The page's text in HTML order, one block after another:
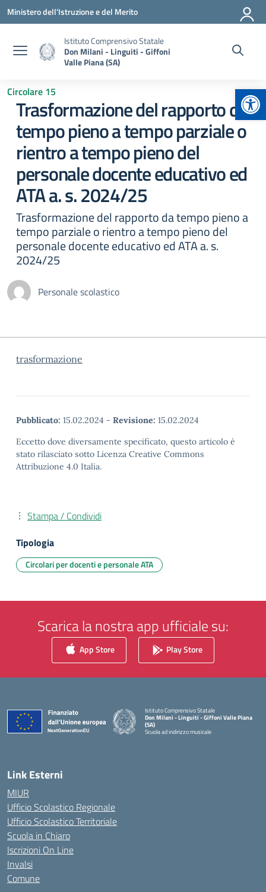
Vai ai contenuti
Vai al menu di navigazione
Vai al footer
Ministero dell'Istruzione e del Merito
Istituto Comprensivo Statale
Don Milani - Linguiti - Giffoni
Valle Piana (SA)
Circolare 15
Trasformazione del rapporto da
tempo pieno a tempo parziale o
rientro a tempo pieno del
personale docente educativo ed
ATA a. s. 2024/25
Trasformazione del rapporto da tempo pieno a
tempo parziale o rientro a tempo pieno del
personale docente educativo ed ATA a. s.
2024/25
Personale scolastico
trasformazione
Pubblicato: 15.02.2024 - Revisione: 15.02.2024
Eccetto dove diversamente specificato, questo articolo è
stato rilasciato sotto Licenza Creative Commons
Attribuzione 4.0 Italia.
Stampa / Condividi
Tipologia
Circolari per docenti e personale ATA
Scarica la nostra app ufficiale su:
App Store Play Store
Istituto Comprensivo Statale
Don Milani - Linguiti - Giffoni Valle Piana
(SA)
Scuola ad indirizzo musicale
Link Esterni
MIUR
Ufficio Scolastico Regionale
Ufficio Scolastico Territoriale
Scuola in Chiaro
Iscrizioni On Line
Invalsi
Comune